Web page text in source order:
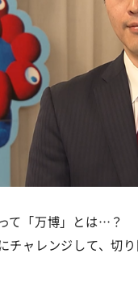
て「万博」とは…？
チャレンジして、切